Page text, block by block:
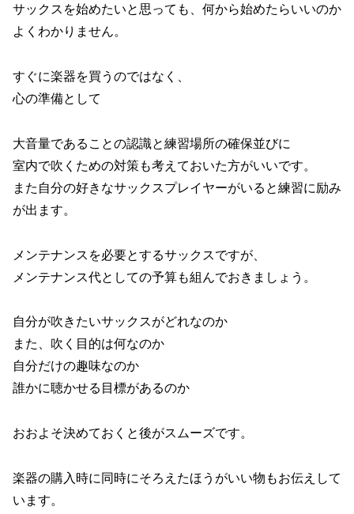
サックスを始めたいと思っても、何から始めたらいいのか
よくわかりません。
すぐに楽器を買うのではなく、
心の準備として
大音量であることの認識と練習場所の確保並びに
室内で吹くための対策も考えておいた方がいいです。
また自分の好きなサックスプレイヤーがいると練習に励み
が出ます。
メンテナンスを必要とするサックスですが、
メンテナンス代としての予算も組んでおきましょう。
自分が吹きたいサックスがどれなのか
また、吹く目的は何なのか
自分だけの趣味なのか
誰かに聴かせる目標があるのか
おおよそ決めておくと後がスムーズです。
楽器の購入時に同時にそろえたほうがいい物もお伝えして
います。